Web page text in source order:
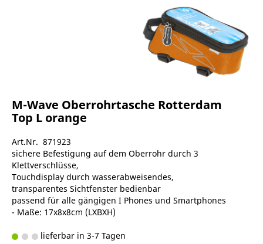
M-Wave Oberrohrtasche Rotterdam
Top L orange
Art.Nr. 871923
sichere Befestigung auf dem Oberrohr durch 3
Klettverschlüsse,
Touchdisplay durch wasserabweisendes,
transparentes Sichtfenster bedienbar
passend für alle gängigen I Phones und Smartphones
- Maße: 17x8x8cm (LXBXH)
lieferbar in 3-7 Tagen